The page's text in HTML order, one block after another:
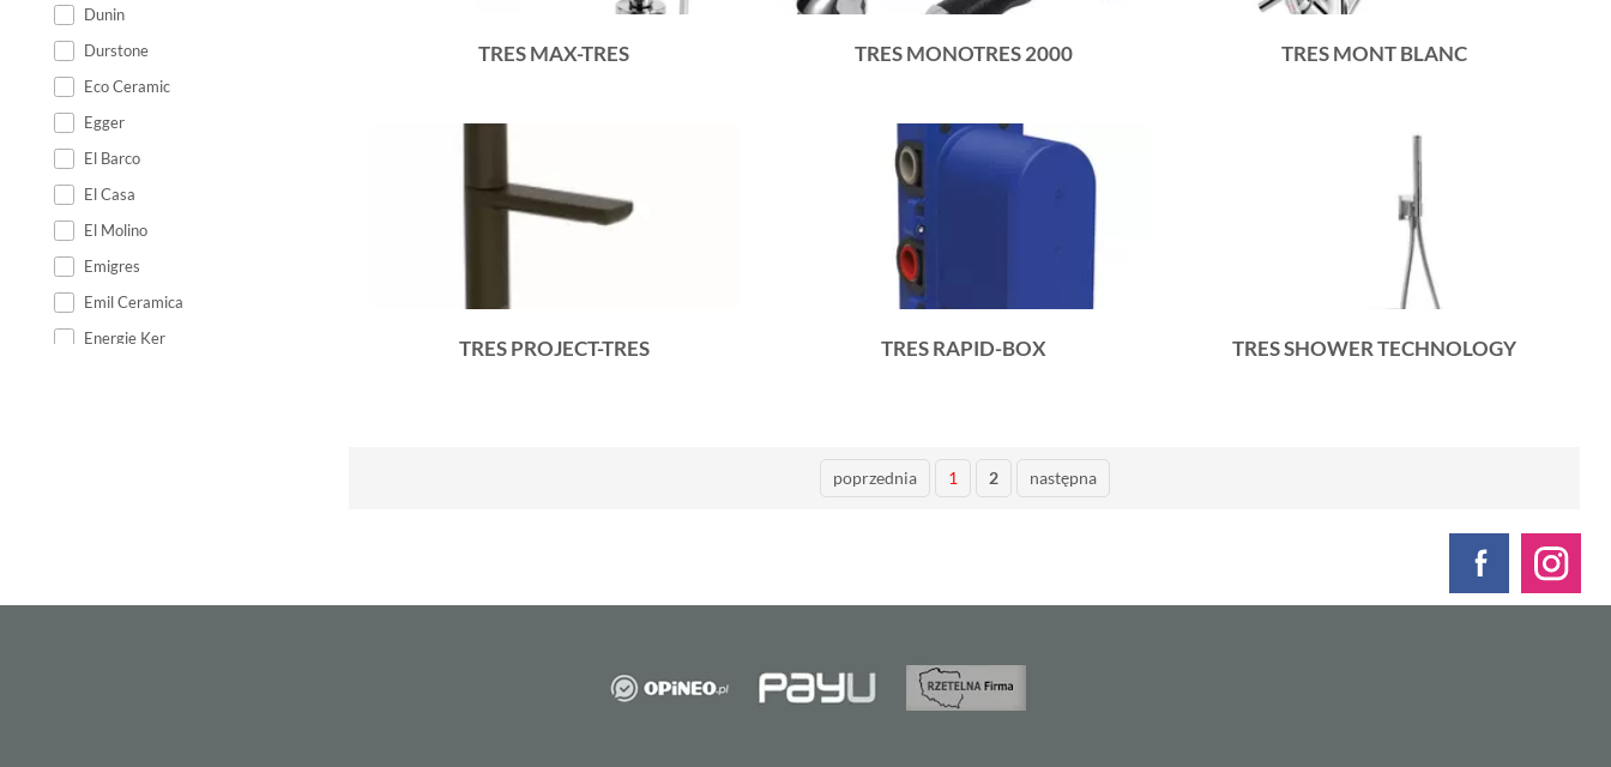
Dunin
Durstone
Eco Ceramic
Egger
El Barco
El Casa
El Molino
Emigres
Emil Ceramica
Energie Ker
TRES MAX-TRES TRES MONOTRES 2000 TRES MONT BLANC
TRES PROJECT-TRES TRES RAPID-BOX TRES SHOWER TECHNOLOGY
poprzednia 1 2 następna